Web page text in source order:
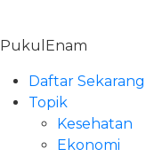
content
PukulEnam
Daftar Sekarang
Topik
Kesehatan
Ekonomi